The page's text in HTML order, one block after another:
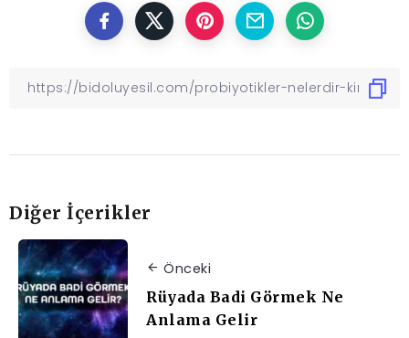
Diğer İçerikler
Önceki
Rüyada Badi Görmek Ne
Anlama Gelir